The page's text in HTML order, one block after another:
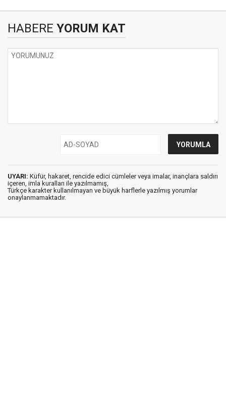
HABERE YORUM KAT
UYARI: Küfür, hakaret, rencide edici cümleler veya imalar, inançlara saldırı
içeren, imla kuralları ile yazılmamış,
Türkçe karakter kullanılmayan ve büyük harflerle yazılmış yorumlar
onaylanmamaktadır.